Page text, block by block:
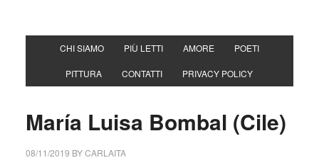
CHI SIAMO PIÙ LETTI AMORE POETI
PITTURA CONTATTI PRIVACY POLICY
María Luisa Bombal (Cile)
08/11/2019 BYCARLAITA